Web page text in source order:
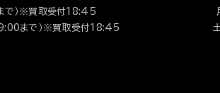
で）※買取受付18:45
まで）※買取受付18:45